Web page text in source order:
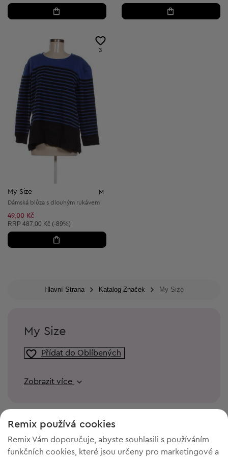
3
My Size M
Dámská blůza s dlouhým rukávem
49,00 Kč
Doporučená cena:
RRP 487,00 Kč (-89%)
Hlavní Strana Katalog Značek My Size
My Size
Přídat do Oblíbených
Zobrazit více
Remix používá cookies
Remix Vám doporučuje, abyste souhlasili s používáním
funkčních cookies, které jsou určeny pro marketingové a